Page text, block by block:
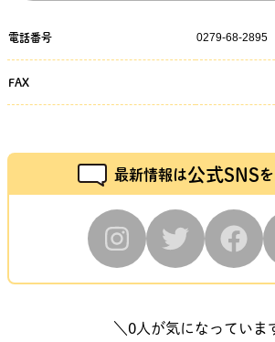
電話番号 0279-68-2895
FAX
最新情報は公式SNS
＼ 0人が気になっていま